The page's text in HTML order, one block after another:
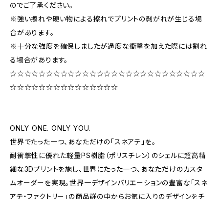
のでご了承ください。
※強い擦れや硬い物による擦れでプリントの剥がれが生じる場
合があります。
※十分な強度を確保しましたが過度な衝撃を加えた際には割れ
る場合があります。
☆☆☆☆☆☆☆☆☆☆☆☆☆☆☆☆☆☆☆☆☆☆☆☆☆☆☆
☆☆☆☆☆☆☆☆☆☆☆☆☆☆☆
ONLY ONE. ONLY YOU.
世界でたった一つ、あなただけの「スネアテ」を。
耐衝撃性に優れた軽量PS樹脂（ポリスチレン）のシェルに超高精
細な3Dプリントを施し、世界にたった一つ、あなただけのカスタ
ムオーダーを実現。世界一デザインバリエーションの豊富な「スネ
アテ・ファクトリー」の商品群の中からお気に入りのデザインをチ